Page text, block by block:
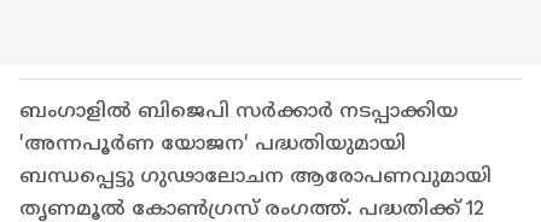
ബംഗാളിൽ ബിജെപി സർക്കാർ നടപ്പാക്കിയ
'അന്നപൂർണ യോജന' പദ്ധതിയുമായി
ബന്ധപ്പെട്ടു ഗുഢാലോചന ആരോപണവുമായി
തൃണമൂൽ കോൺഗ്രസ് രംഗത്ത്. പദ്ധതിക്ക് 12